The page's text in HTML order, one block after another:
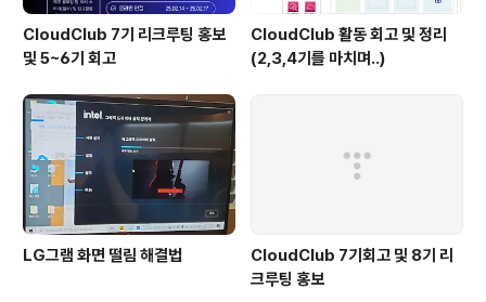
CloudClub 7기 리크루팅 홍보
및 5~6기 회고
CloudClub 활동 회고 및 정리
(2,3,4기를 마치며..)
LG그램 화면 떨림 해결법
CloudClub 7기회고 및 8기 리
크루팅 홍보